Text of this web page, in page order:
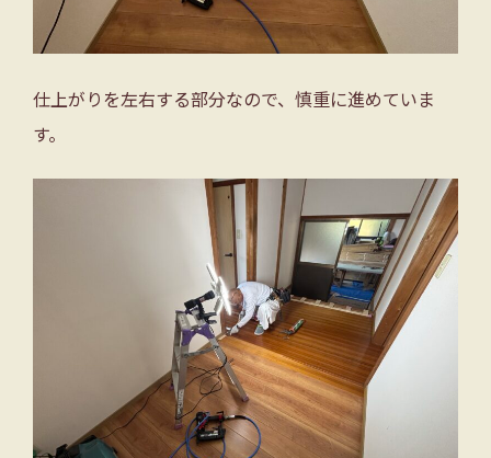
仕上がりを左右する部分なので、慎重に進めていま
す。